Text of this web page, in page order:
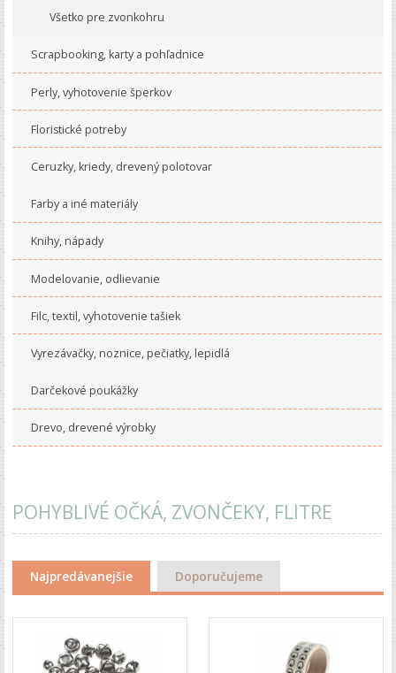
Všetko pre zvonkohru
Scrapbooking, karty a pohľadnice
Perly, vyhotovenie šperkov
Floristické potreby
Ceruzky, kriedy, drevený polotovar
Farby a iné materiály
Knihy, nápady
Modelovanie, odlievanie
Filc, textil, vyhotovenie tašiek
Vyrezávačky, noznice, pečiatky, lepidlá
Darčekové poukážky
Drevo, drevené výrobky
POHYBLIVÉ OČKÁ, ZVONČEKY, FLITRE
Najpredávanejšie Doporučujeme